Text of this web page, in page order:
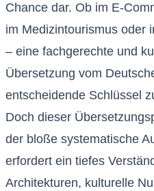
Chance dar. Ob im E-
im Medizintourismus oder
– eine fachgerechte und
Übersetzung vom
entscheidende Schlüssel
Doch dieser
der bloße systematische
erfordert ein tiefes
Architekturen, kulturelle